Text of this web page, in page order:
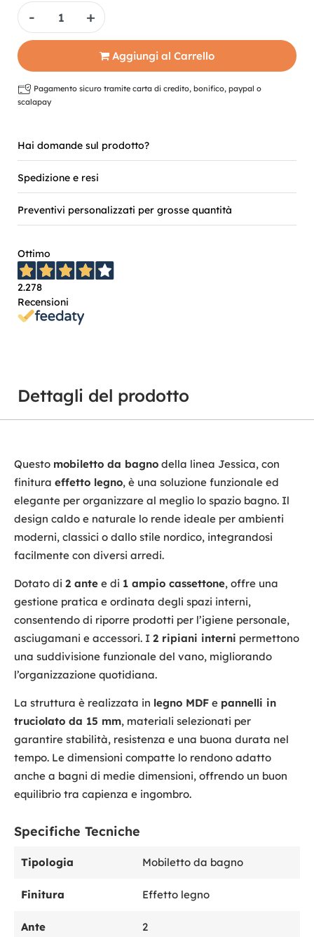
Quantità
Aggiungi al Carrello
Pagamento sicuro tramite carta di credito, bonifico, paypal o
scalapay
Hai domande sul prodotto?
Spedizione e resi
Preventivi personalizzati per grosse quantità
Ottimo
2.278
Recensioni
Dettagli del prodotto
Questo mobiletto da bagno della linea Jessica, con
finitura effetto legno, è una soluzione funzionale ed
elegante per organizzare al meglio lo spazio bagno. Il
design caldo e naturale lo rende ideale per ambienti
moderni, classici o dallo stile nordico, integrandosi
facilmente con diversi arredi.
Dotato di 2 ante e di 1 ampio cassettone, offre una
gestione pratica e ordinata degli spazi interni,
consentendo di riporre prodotti per l’igiene personale,
asciugamani e accessori. I 2 ripiani interni permettono
una suddivisione funzionale del vano, migliorando
l’organizzazione quotidiana.
La struttura è realizzata in legno MDF e pannelli in
truciolato da 15 mm, materiali selezionati per
garantire stabilità, resistenza e una buona durata nel
tempo. Le dimensioni compatte lo rendono adatto
anche a bagni di medie dimensioni, offrendo un buon
equilibrio tra capienza e ingombro.
Specifiche Tecniche
Tipologia Mobiletto da bagno
Finitura Effetto legno
Ante 2